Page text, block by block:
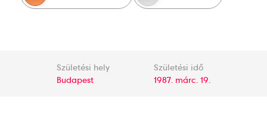
Születési hely
Budapest
Születési idő
1987. márc. 19.